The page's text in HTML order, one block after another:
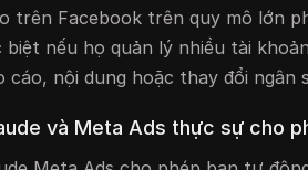
trên Facebook trên quy mô lớn
biệt nếu họ quản lý nhiều tài
cáo, nội dung hoặc thay đổi ngân
và Meta Ads thực sự cho